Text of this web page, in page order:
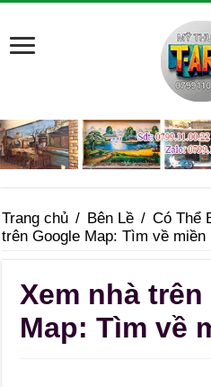
Trang chủ / Bên Lề / Có Thể
trên Google Map: Tìm về
Xem nhà
Map: Tìm về